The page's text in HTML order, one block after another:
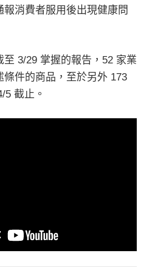
報消費者服用後出現健康問
3/29 掌握的報告，52 家業
件的商品，至於另外 173
5 截止。